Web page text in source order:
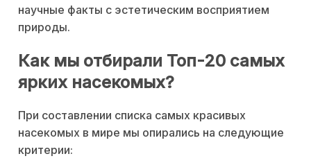
научные факты с эстетическим восприятием
природы.
Как мы отбирали Топ-20 самых
ярких насекомых?
При составлении списка самых красивых
насекомых в мире мы опирались на следующие
критерии: